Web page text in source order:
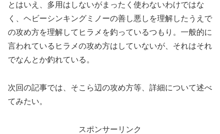
とはいえ、多用はしないがまったく使わないわけではな
く、ヘビーシンキングミノーの善し悪しを理解したうえで
の攻め方を理解してヒラメを釣っているつもり。一般的に
言われているヒラメの攻め方はしていないが、それはそれ
でなんとか釣れている。
次回の記事では、そこら辺の攻め方等、詳細について述べ
てみたい。
スポンサーリンク